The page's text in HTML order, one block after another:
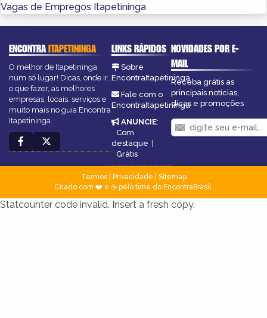
Vagas de Empregos Itapetininga
ENCONTRAITAPETININGA
O melhor de Itapetininga
num só lugar! Dicas, onde ir,
o que fazer, as melhores
empresas, locais, serviços e
muito mais no guia Encontra
Itapetininga.
LINKS RÁPIDOS
Sobre
EncontraItapetininga
Fale com o
EncontraItapetininga
ANUNCIE:
Com
destaque
Grátis
NOVIDADES POR E-
MAIL
Receba grátis as
principais notícias,
dicas e promoções
Termos| Privacidade
Sitemap
Criado com ❤️ e ☕ pelo time do EncontraBrasil
Statcounter code invalid. Insert a fresh copy.